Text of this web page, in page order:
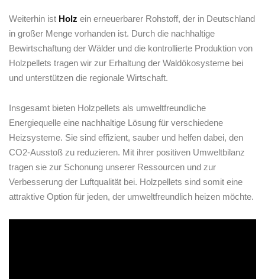
Weiterhin ist Holz ein erneuerbarer Rohstoff, der ​in​ Deutschland
in großer Menge​ vorhanden ist. Durch die nachhaltige
Bewirtschaftung der Wälder und die kontrollierte Produktion von
Holzpellets ⁣tragen wir zur ⁤Erhaltung ⁣der Waldökosysteme bei
und unterstützen die regionale Wirtschaft.
Insgesamt bieten Holzpellets als umweltfreundliche⁢
Energiequelle eine nachhaltige Lösung⁢ für verschiedene
Heizsysteme. Sie ⁢sind ‍effizient, ​sauber und helfen ‍dabei, den
CO2-Ausstoß zu reduzieren. Mit ihrer positiven Umweltbilanz
⁢tragen sie zur Schonung‌ unserer Ressourcen ⁣und zur
Verbesserung der Luftqualität bei. Holzpellets sind somit​ eine
⁣attraktive Option ⁣für jeden, ⁤der ‌umweltfreundlich⁣ heizen möchte.